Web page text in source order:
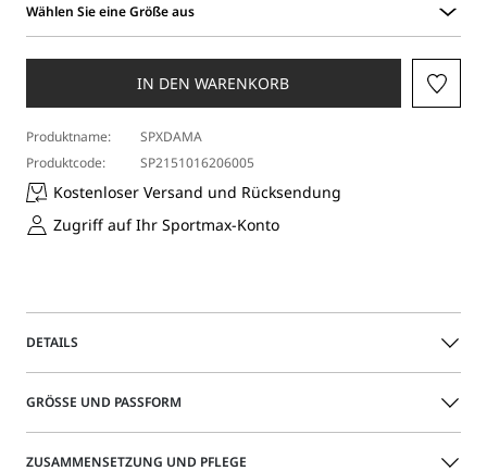
Wählen Sie eine Größe aus
Sie
aus
IN DEN WARENKORB
Produktname:
SPXDAMA
Produktcode:
SP2151016206005
Kostenloser Versand und Rücksendung
Zugriff auf Ihr Sportmax-Konto
DETAILS
Eine Weste, die einzeln als Oberteil oder als Teil eines
Denim-Style mit schmaler Passform und V-Ausschnitt
vorne, der hinten zusammenläuft. Mit Riemen hinten in
GRÖSSE UND PASSFORM
Das Model trägt Größe 40 (IT) und ist 177 groß Ihre Maße
ZUSAMMENSETZUNG UND PFLEGE